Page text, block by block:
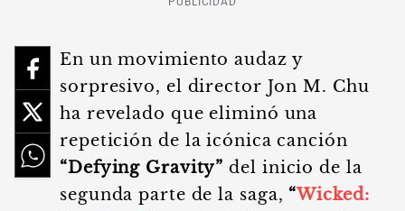
En un movimiento audaz y
sorpresivo, el director Jon M. Chu
ha revelado que eliminó una
repetición de la icónica canción
“Defying Gravity” del inicio de la
segunda parte de la saga, “Wicked: